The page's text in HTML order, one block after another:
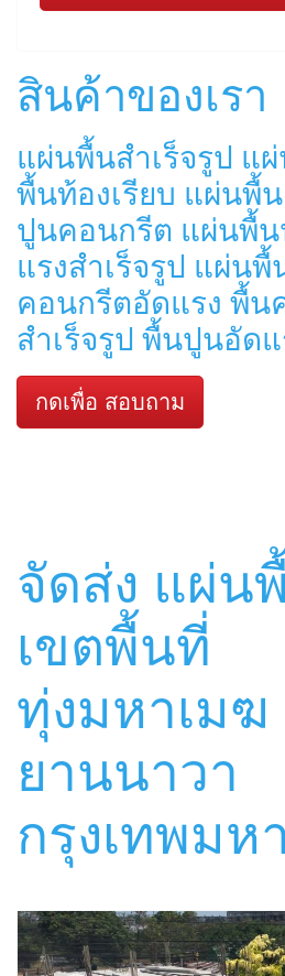
สินค้าของเรา
แผ่นพื้นสำเร็จรูป แ
พื้นท้องเรียบ แผ่นพื้
ปูนคอนกรีต แผ่นพื้
แรงสำเร็จรูป แผ่น
คอนกรีตอัดแรง พื้น
สำเร็จรูป พื้นปูนอัด
กดเพื่อ สอบถาม
จัดส่ง แผ่น
เขตพื้นที่
ทุ่งมหาเมฆ
ยานนาวา
กรุงเทพมห